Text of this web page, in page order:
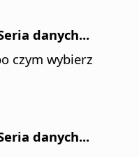
danych...
czym wybierz
danych...